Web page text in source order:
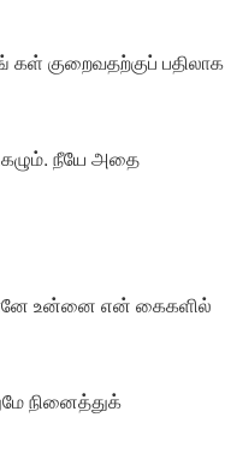
குறைவதற்குப் பதிலாக
நீயே அதை
உன்னை என் கைகளில்
நினைத்துக்